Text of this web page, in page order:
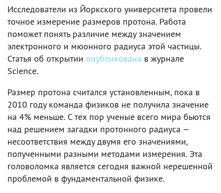
Исследователи из Йоркского университета провели
точное измерение размеров протона. Работа
поможет понять различие между значением
электронного и мюонного радиуса этой частицы.
Статья об открытии опубликована в журнале
Science.
Размер протона считался установленным, пока в
2010 году команда физиков не получила значение
на 4% меньше. С тех пор ученые всего мира бьются
над решением загадки протонного радиуса —
несоответствия между двумя его значениями,
полученными разными методами измерения. Эта
головоломка является сегодня важной нерешенной
проблемой в фундаментальной физике.